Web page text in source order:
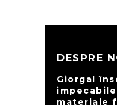
DESPRE
Giorgal
materiale